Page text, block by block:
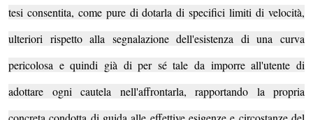
tesi consentita, come pure di dotarla di specifici limiti di velocità,
ulteriori rispetto alla segnalazione dell'esistenza di una curva
pericolosa e quindi già di per sé tale da imporre all'utente di
adottare ogni cautela nell'affrontarla, rapportando la propria